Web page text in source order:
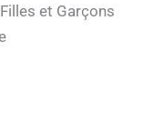
et Garçons